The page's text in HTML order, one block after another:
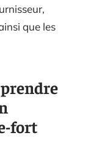
que les
fort